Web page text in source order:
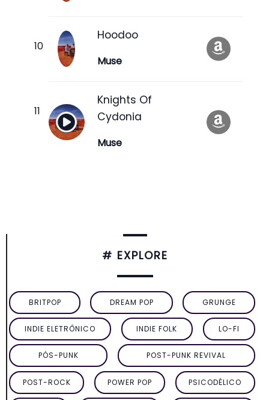
Hoodoo
Muse
Knights Of
Cydonia
Muse
# EXPLORE
BRITPOP DREAM POP GRUNGE
INDIE ELETRÔNICO INDIE FOLK LO-FI
PÓS-PUNK POST-PUNK REVIVAL
POST-ROCK POWER POP PSICODÉLICO